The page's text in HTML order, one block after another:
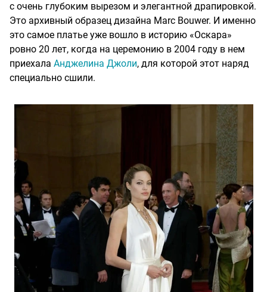
с очень глубоким вырезом и элегантной драпировкой.
Это архивный образец дизайна Marc Bouwer. И именно
это самое платье уже вошло в историю «Оскара»
ровно 20 лет, когда на церемонию в 2004 году в нем
приехала Анджелина Джоли, для которой этот наряд
специально сшили.